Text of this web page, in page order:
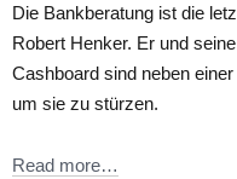
Die Bankberatung ist die
Robert Henker. Er und
Cashboard sind neben
um sie zu stürzen.
Read more…